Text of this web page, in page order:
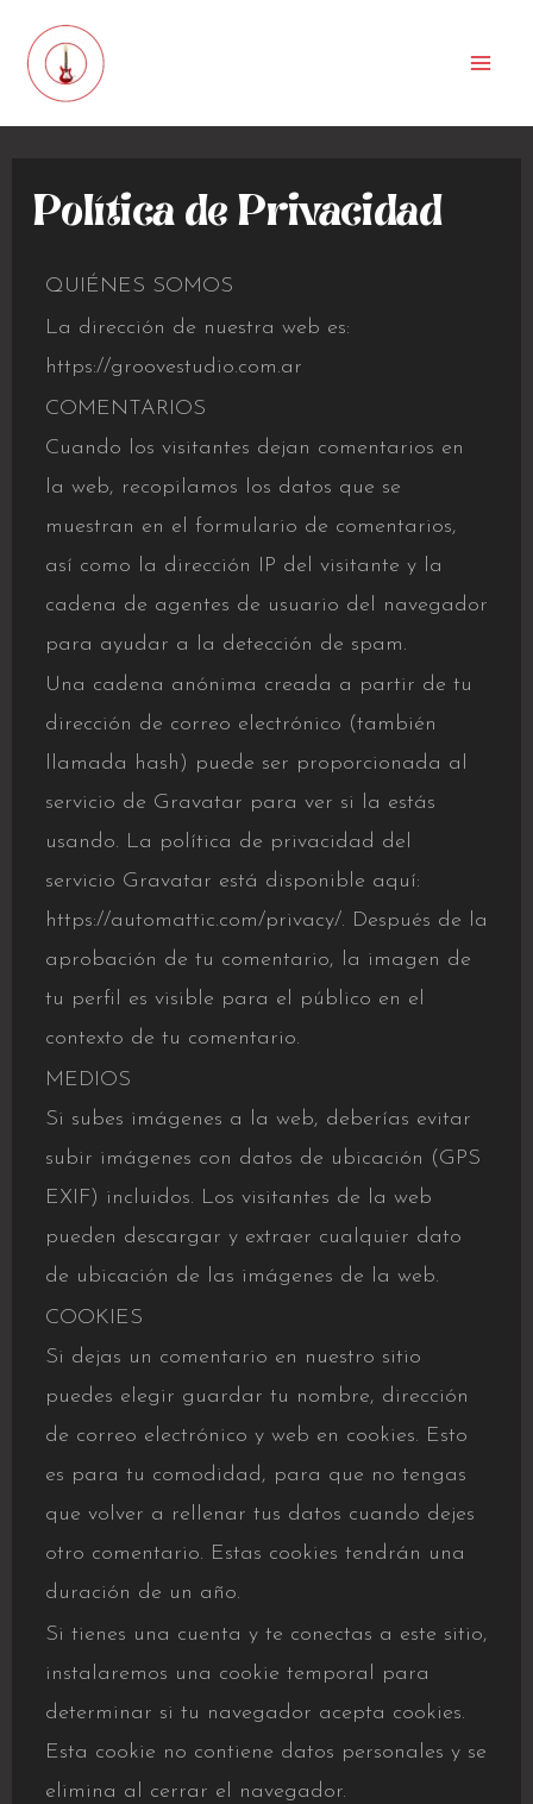
Política de Privacidad
QUIÉNES SOMOS
La dirección de nuestra web es:
https://groovestudio.com.ar
COMENTARIOS
Cuando los visitantes dejan comentarios en
la web, recopilamos los datos que se
muestran en el formulario de comentarios,
así como la dirección IP del visitante y la
cadena de agentes de usuario del navegador
para ayudar a la detección de spam.
Una cadena anónima creada a partir de tu
dirección de correo electrónico (también
llamada hash) puede ser proporcionada al
servicio de Gravatar para ver si la estás
usando. La política de privacidad del
servicio Gravatar está disponible aquí:
https://automattic.com/privacy/. Después de la
aprobación de tu comentario, la imagen de
tu perfil es visible para el público en el
contexto de tu comentario.
MEDIOS
Si subes imágenes a la web, deberías evitar
subir imágenes con datos de ubicación (GPS
EXIF) incluidos. Los visitantes de la web
pueden descargar y extraer cualquier dato
de ubicación de las imágenes de la web.
COOKIES
Si dejas un comentario en nuestro sitio
puedes elegir guardar tu nombre, dirección
de correo electrónico y web en cookies. Esto
es para tu comodidad, para que no tengas
que volver a rellenar tus datos cuando dejes
otro comentario. Estas cookies tendrán una
duración de un año.
Si tienes una cuenta y te conectas a este sitio,
instalaremos una cookie temporal para
determinar si tu navegador acepta cookies.
Esta cookie no contiene datos personales y se
elimina al cerrar el navegador.